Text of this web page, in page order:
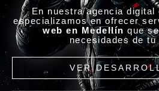
En nuestra agencia
especializamos en ofrecer
web en Medellín que
necesidades de tu
VER